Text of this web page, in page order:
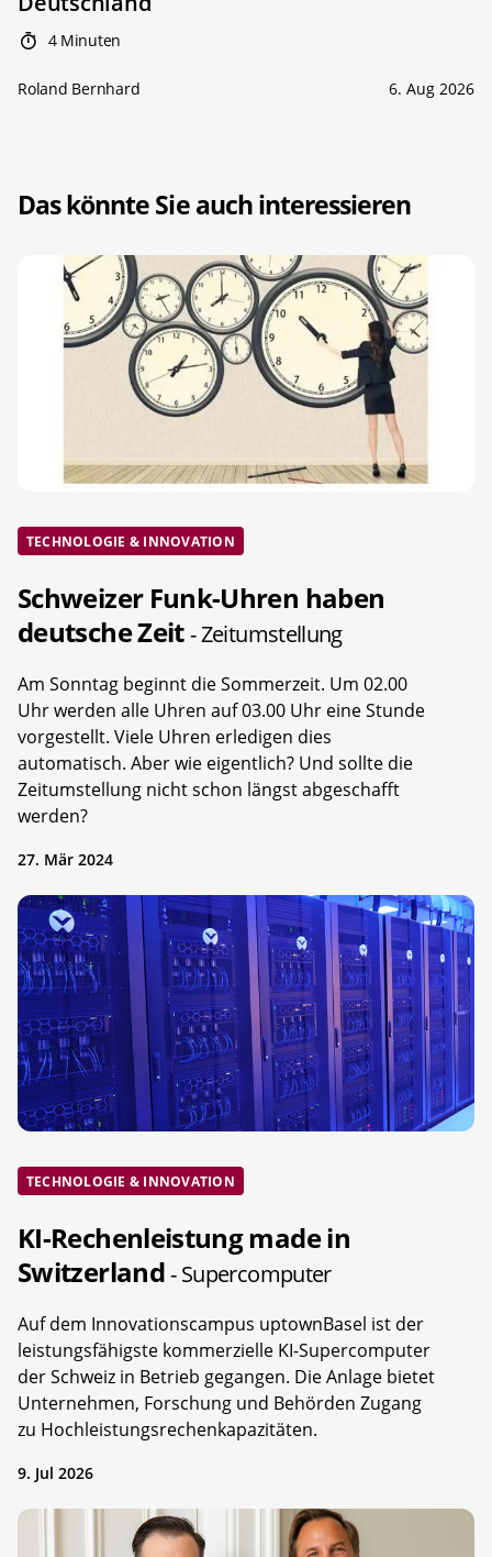
4 Minuten
Roland Bernhard 6. Aug 2026
Das könnte Sie auch interessieren
TECHNOLOGIE & INNOVATION
Schweizer Funk-Uhren haben
deutsche Zeit- Zeitumstellung
Am Sonntag beginnt die Sommerzeit. Um 02.00
Uhr werden alle Uhren auf 03.00 Uhr eine Stunde
vorgestellt. Viele Uhren erledigen dies
automatisch. Aber wie eigentlich? Und sollte die
Zeitumstellung nicht schon längst abgeschafft
werden?
27. Mär 2024
TECHNOLOGIE & INNOVATION
KI-Rechenleistung made in
Switzerland- Supercomputer
Auf dem Innovationscampus uptownBasel ist der
leistungsfähigste kommerzielle KI-Supercomputer
der Schweiz in Betrieb gegangen. Die Anlage bietet
Unternehmen, Forschung und Behörden Zugang
zu Hochleistungsrechenkapazitäten.
9. Jul 2026